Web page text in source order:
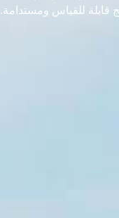
قابلة للقياس ومستدامة.